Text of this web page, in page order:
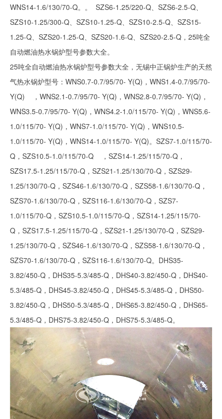
WNS14-1.6/130/70-Q。。 SZS6-1.25/220-Q、SZS6-2.5-Q、
SZS10-1.25/300-Q、SZS10-1.25-Q、SZS10-2.5-Q、SZS15-
1.25-Q、SZS20-1.25-Q、SZS20-1.6-Q、SZS20-2.5-Q，25吨全
自动燃油热水锅炉型号参数大全。
25吨全自动燃油热水锅炉型号参数大全，无锡中正锅炉生产的天然
气热水锅炉型号：WNS0.7-0.7/95/70- Y(Q)，WNS1.4-0.7/95/70-
Y(Q) ，WNS2.1-0.7/95/70- Y(Q)，WNS2.8-0.7/95/70- Y(Q)，
WNS3.5-0.7/95/70- Y(Q)，WNS4.2-1.0/115/70- Y(Q)，WNS5.6-
1.0/115/70- Y(Q)，WNS7-1.0/115/70- Y(Q)，WNS10.5-
1.0/115/70- Y(Q)，WNS14-1.0/115/70- Y(Q)。SZS7-1.0/115/70-
Q，SZS10.5-1.0/115/70-Q ，SZS14-1.25/115/70-Q，
SZS17.5-1.25/115/70-Q，SZS21-1.25/130/70-Q，SZS29-
1.25/130/70-Q，SZS46-1.6/130/70-Q，SZS58-1.6/130/70-Q，
SZS70-1.6/130/70-Q，SZS116-1.6/130/70-Q，SZS7-
1.0/115/70-Q，SZS10.5-1.0/115/70-Q，SZS14-1.25/115/70-
Q，SZS17.5-1.25/115/70-Q，SZS21-1.25/130/70-Q，SZS29-
1.25/130/70-Q，SZS46-1.6/130/70-Q，SZS58-1.6/130/70-Q，
SZS70-1.6/130/70-Q，SZS116-1.6/130/70-Q。DHS35-
3.82/450-Q，DHS35-5.3/485-Q，DHS40-3.82/450-Q，DHS40-
5.3/485-Q，DHS45-3.82/450-Q，DHS45-5.3/485-Q，DHS50-
3.82/450-Q，DHS50-5.3/485-Q，DHS65-3.82/450-Q，DHS65-
5.3/485-Q，DHS75-3.82/450-Q，DHS75-5.3/485-Q。